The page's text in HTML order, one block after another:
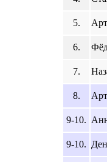
5.
6.
7.
8.
9-10.
9-10.